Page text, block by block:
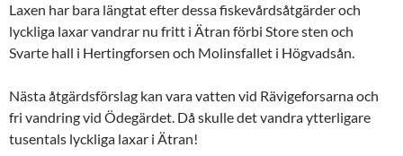
Laxen har bara längtat efter dessa fiskevårdsåtgärder och
lyckliga laxar vandrar nu fritt i Ätran förbi Store sten och
Svarte hall i Hertingforsen och Molinsfallet i Högvadsån.
Nästa åtgärdsförslag kan vara vatten vid Rävigeforsarna och
fri vandring vid Ödegärdet. Då skulle det vandra ytterligare
tusentals lyckliga laxar i Ätran!